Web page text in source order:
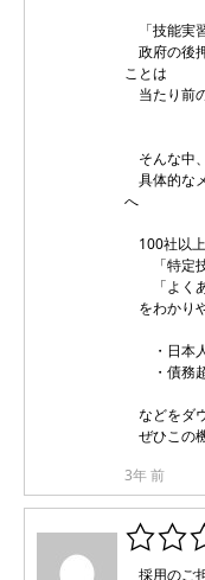
「技能実
政府の後
ことは
当たり前
そんな中
具体的な
へ
100社以
「特定技
「よくあ
をわかり
・日本人
・債務超
などをダ
ぜひこの
3年 前
採用のご